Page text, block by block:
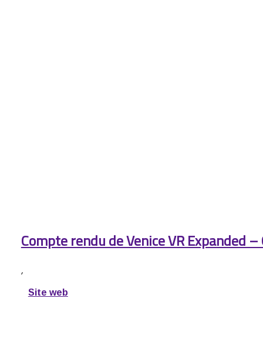
Compte rendu de Venice VR Expanded
,
Site web